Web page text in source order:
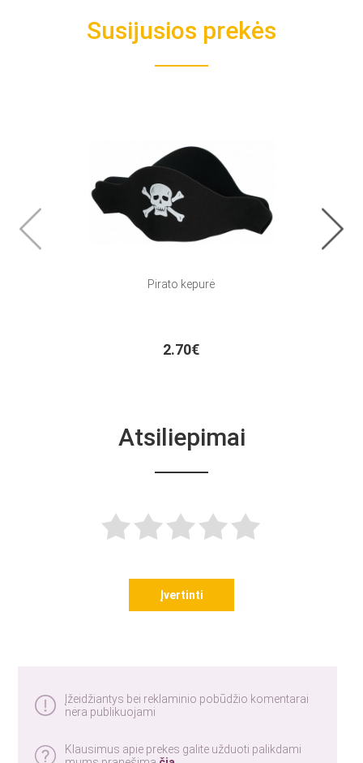
Susijusios prekės
Pirato kepurė
2.70€
Atsiliepimai
Įvertinti
Įžeidžiantys bei reklaminio pobūdžio komentarai
nėra publikuojami
Klausimus apie prekes galite užduoti palikdami